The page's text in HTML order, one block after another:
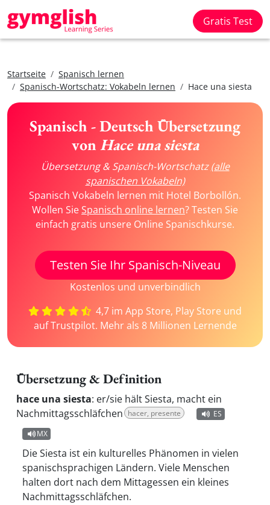
Gratis Test
Startseite
Spanisch lernen
Spanisch-Wortschatz: Vokabeln lernen
Hace una siesta
Spanisch - Deutsch Übersetzung
vonHace una siesta
Übersetzung & Spanisch-Wortschatz(alle
spanischen Vokabeln)
Spanisch Vokabeln lernen mit Hotel Borbollón.
Wollen SieSpanisch online lernen? Testen Sie
einfach gratis unsere Online Spanischkurse.
Testen Sie Ihr Spanisch-Niveau
Kostenlos und unverbindlich
4,7 im App Store, Play Store und
auf Trustpilot. Mehr als 8 Millionen Lernende
Übersetzung & Definition
hace una siesta: er/sie hält Siesta, macht ein
Nachmittagsschläfchen hacer, presente
ES
MX
Die Siesta ist ein kulturelles Phänomen in vielen
spanischsprachigen Ländern. Viele Menschen
halten dort nach dem Mittagessen ein kleines
Nachmittagsschläfchen.